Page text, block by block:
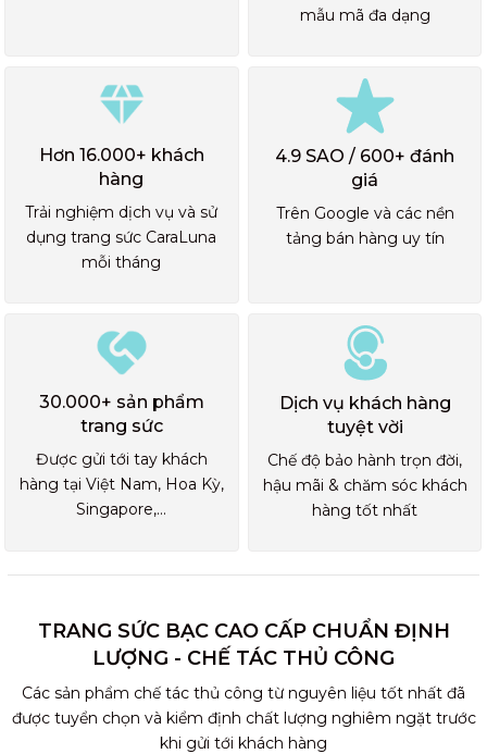
mẫu mã đa dạng
Hơn 16.000+ khách
hàng
Trải nghiệm dịch vụ và sử
dụng trang sức CaraLuna
mỗi tháng
4.9 SAO / 600+ đánh
giá
Trên Google và các nền
tảng bán hàng uy tín
30.000+ sản phẩm
trang sức
Được gửi tới tay khách
hàng tại Việt Nam, Hoa Kỳ,
Singapore,...
Dịch vụ khách hàng
tuyệt vời
Chế độ bảo hành trọn đời,
hậu mãi & chăm sóc khách
hàng tốt nhất
TRANG SỨC BẠC CAO CẤP CHUẨN ĐỊNH
LƯỢNG - CHẾ TÁC THỦ CÔNG
Các sản phẩm chế tác thủ công từ nguyên liệu tốt nhất đã
được tuyển chọn và kiểm định chất lượng nghiêm ngặt trước
khi gửi tới khách hàng